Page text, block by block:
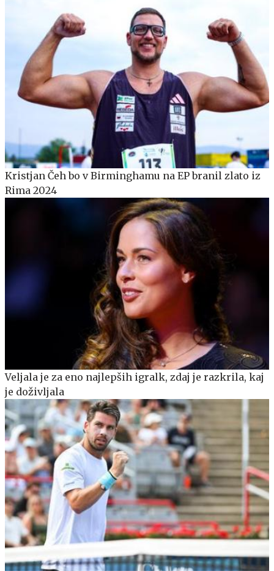
Kristjan Čeh bo v Birminghamu na EP branil zlato iz
Rima 2024
Veljala je za eno najlepših igralk, zdaj je razkrila, kaj
je doživljala